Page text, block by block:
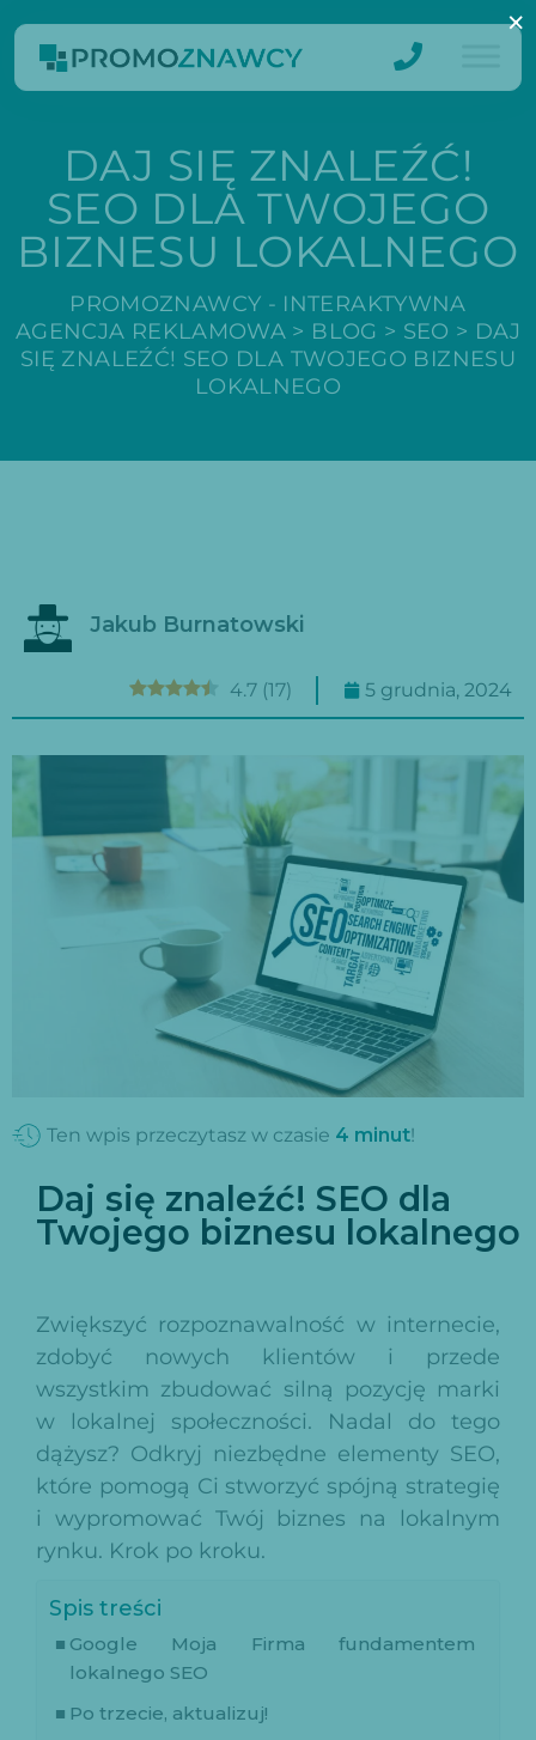
DAJ SIĘ ZNALEŹĆ!
SEO DLA TWOJEGO
BIZNESU LOKALNEGO
PROMOZNAWCY - INTERAKTYWNA
AGENCJA REKLAMOWA > BLOG > SEO > DAJ
SIĘ ZNALEŹĆ! SEO DLA TWOJEGO BIZNESU
LOKALNEGO
Jakub Burnatowski
4.7 (17) 5 grudnia, 2024
Ten wpis przeczytasz w czasie 4 minut!
Daj się znaleźć! SEO dla
Twojego biznesu lokalnego
Zwiększyć rozpoznawalność w internecie,
zdobyć nowych klientów i przede
wszystkim zbudować silną pozycję marki
w lokalnej społeczności. Nadal do tego
dążysz? Odkryj niezbędne elementy SEO,
które pomogą Ci stworzyć spójną strategię
i wypromować Twój biznes na lokalnym
rynku. Krok po kroku.
Spis treści
Google Moja Firma fundamentem
lokalnego SEO
Po trzecie, aktualizuj!
×